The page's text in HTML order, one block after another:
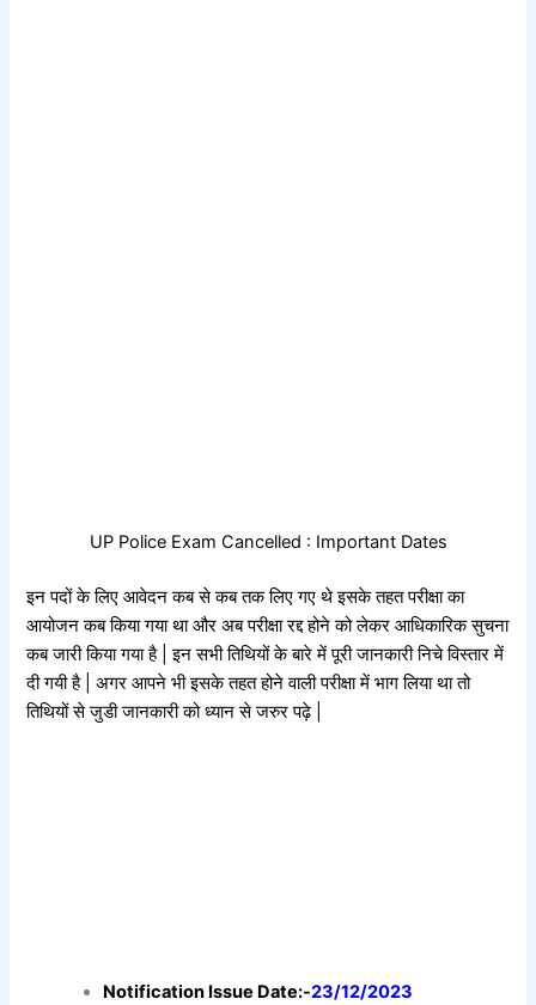
UP Police Exam Cancelled : Important Dates
इन पदों के लिए आवेदन कब से कब तक लिए गए थे इसके तहत परीक्षा का
आयोजन कब किया गया था और अब परीक्षा रद्द होने को लेकर आधिकारिक सुचना
कब जारी किया गया है | इन सभी तिथियों के बारे में पूरी जानकारी निचे विस्तार में
दी गयी है | अगर आपने भी इसके तहत होने वाली परीक्षा में भाग लिया था तो
तिथियों से जुडी जानकारी को ध्यान से जरुर पढ़े |
Notification Issue Date:-23/12/2023